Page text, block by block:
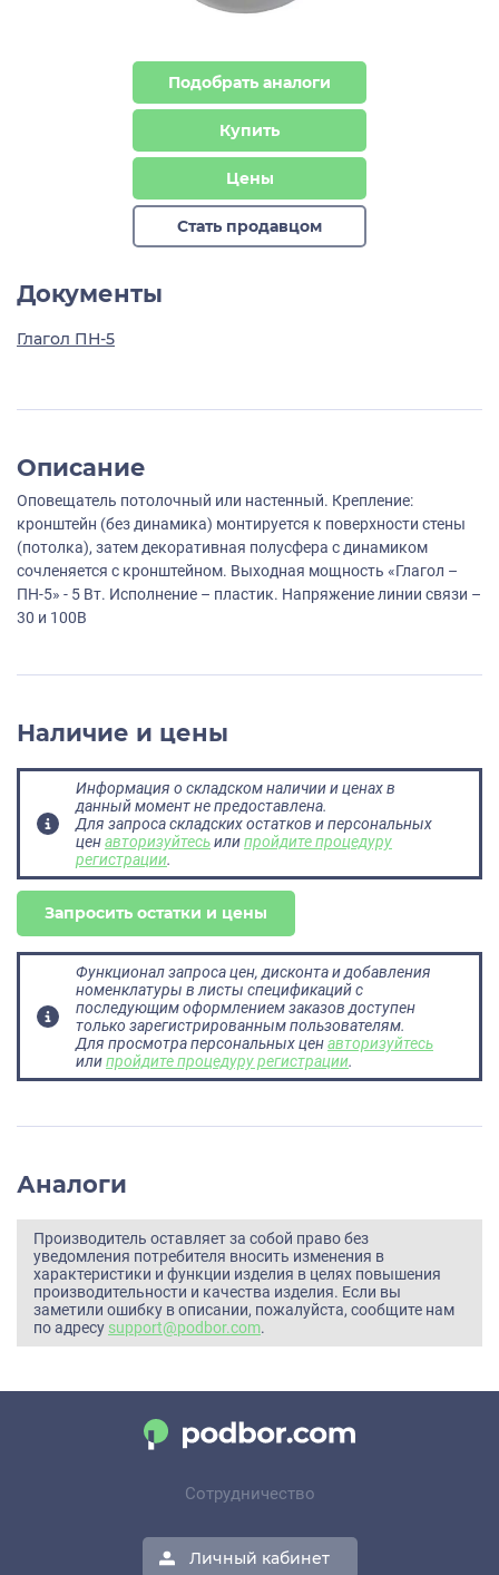
Подобрать аналоги
Купить
Цены
Стать продавцом
Документы
Глагол ПН-5
Описание
Оповещатель потолочный или настенный. Крепление:
кронштейн (без динамика) монтируется к поверхности стены
(потолка), затем декоративная полусфера c динамиком
сочленяется с кронштейном. Выходная мощность «Глагол –
ПН-5» - 5 Вт. Исполнение – пластик. Напряжение линии связи –
30 и 100В
Наличие и цены
Информация о складском наличии и ценах в
данный момент не предоставлена.
Для запроса складских остатков и персональных
ценавторизуйтесьилипройдите процедуру
регистрации.
Запросить остатки и цены
Функционал запроса цен, дисконта и добавления
номенклатуры в листы спецификаций с
последующим оформлением заказов доступен
только зарегистрированным пользователям.
Для просмотра персональных ценавторизуйтесь
илипройдите процедуру регистрации.
Аналоги
Производитель оставляет за собой право без
уведомления потребителя вносить изменения в
характеристики и функции изделия в целях повышения
производительности и качества изделия. Если вы
заметили ошибку в описании, пожалуйста, сообщите нам
по адресу support@podbor.com.
Сотрудничество
Личный кабинет